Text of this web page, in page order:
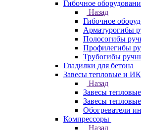
Гибочное
Назад
Гибочное
Арматурогибы
Полосогибы
Профилегибы
Трубогибы
Гладилки для бетона
Завесы тепловые и ИК
Назад
Завесы
Завесы тепловые
Обогреватели
Компрессоры
Назад